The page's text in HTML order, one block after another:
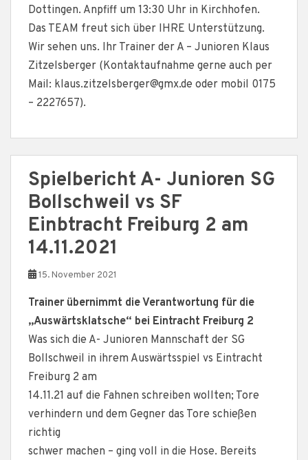
Dottingen. Anpfiff um 13:30 Uhr in Kirchhofen.
Das TEAM freut sich über IHRE Unterstützung.
Wir sehen uns. Ihr Trainer der A – Junioren Klaus
Zitzelsberger (Kontaktaufnahme gerne auch per
Mail: klaus.zitzelsberger@gmx.de oder mobil 0175
– 2227657).
Spielbericht A- Junioren SG
Bollschweil vs SF
Einbtracht Freiburg 2 am
14.11.2021
15. November 2021
Trainer übernimmt die Verantwortung für die
„Auswärtsklatsche“ bei Eintracht Freiburg 2
Was sich die A- Junioren Mannschaft der SG
Bollschweil in ihrem Auswärtsspiel vs Eintracht
Freiburg 2 am
14.11.21 auf die Fahnen schreiben wollten; Tore
verhindern und dem Gegner das Tore schießen
richtig
schwer machen – ging voll in die Hose. Bereits